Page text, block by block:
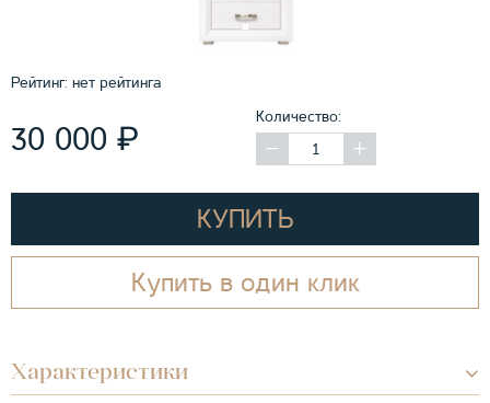
Рейтинг: нет рейтинга
30 000 ₽
Количество:
КУПИТЬ
Купить в один клик
Характеристики